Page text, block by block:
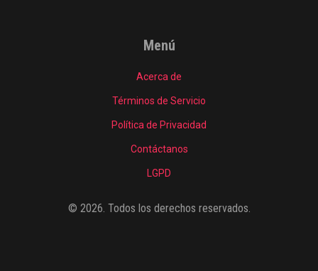
Menú
Acerca de
Términos de Servicio
Política de Privacidad
Contáctanos
LGPD
© 2026. Todos los derechos reservados.